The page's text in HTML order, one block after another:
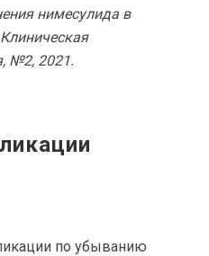
нимесулида в
№2, 2021.
по убыванию